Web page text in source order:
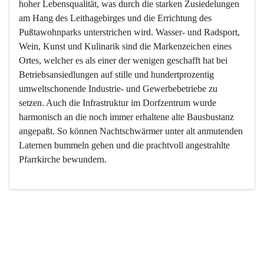
hoher Lebensqualität, was durch die starken Zusiedelungen
am Hang des Leithagebirges und die Errichtung des
Pußtawohnparks unterstrichen wird. Wasser- und Radsport,
Wein, Kunst und Kulinarik sind die Markenzeichen eines
Ortes, welcher es als einer der wenigen geschafft hat bei
Betriebsansiedlungen auf stille und hundertprozentig
umweltschonende Industrie- und Gewerbebetriebe zu
setzen. Auch die Infrastruktur im Dorfzentrum wurde
harmonisch an die noch immer erhaltene alte Bausbustanz
angepaßt. So können Nachtschwärmer unter alt anmutenden
Laternen bummeln gehen und die prachtvoll angestrahlte
Pfarrkirche bewundern.
Der Weinbau dominert heute nicht mehr, ist aber integrativer